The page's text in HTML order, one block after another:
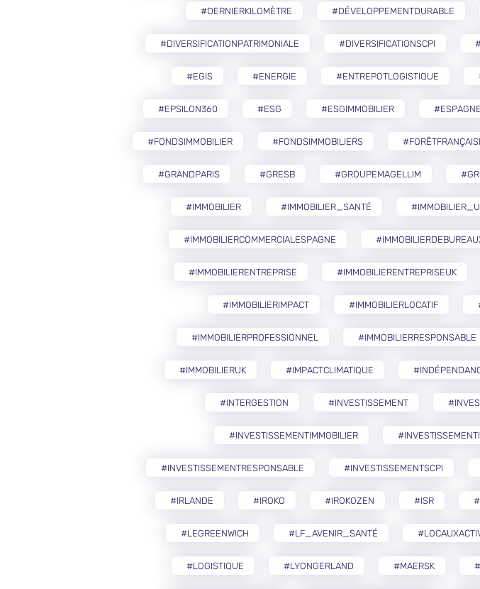
#DERNIERKILOMÈTRE #DÉVELOPPEMENTDURABLE
#DIVERSIFICATIONPATRIMONIALE #DIVERSIFICATIONSCPI
#EGIS #ENERGIE #ENTREPOTLOGISTIQUE
#EPSILON360 #ESG #ESGIMMOBILIER #ESPAGNE
#FONDSIMMOBILIER #FONDSIMMOBILIERS
#GRANDPARIS #GRESB #GROUPEMAGELLIM
#IMMOBILIER #IMMOBILIER_SANTÉ
#IMMOBILIERCOMMERCIALESPAGNE
#IMMOBILIERENTREPRISE #IMMOBILIERENTREPRISEUK
#IMMOBILIERIMPACT #IMMOBILIERLOCATIF
#IMMOBILIERPROFESSIONNEL #IMMOBILIERRESPONSABLE
#IMMOBILIERUK #IMPACTCLIMATIQUE
#INTERGESTION #INVESTISSEMENT
#INVESTISSEMENTIMMOBILIER
#INVESTISSEMENTRESPONSABLE #INVESTISSEMENTSCPI
#IRLANDE #IROKO #IROKOZEN #ISR
#LEGREENWICH #LF_AVENIR_SANTÉ
#LOGISTIQUE #LYONGERLAND #MAERSK